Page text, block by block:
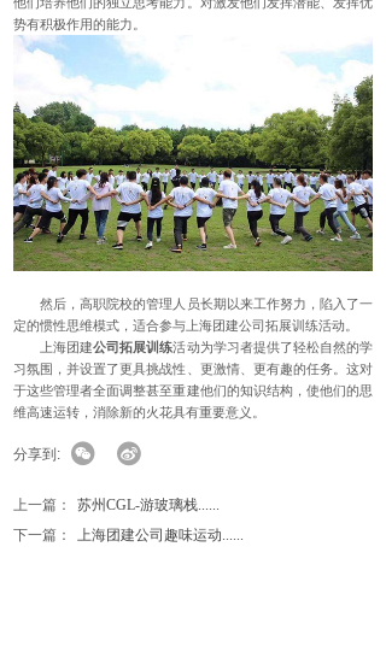
势有积极作用的能力。
然后，高职院校的管理人员长期以来工作努力，陷入了一
定的惯性思维模式，适合参与上海团建公司拓展训练活动。
上海团建公司拓展训练活动为学习者提供了轻松自然的学
习氛围，并设置了更具挑战性、更激情、更有趣的任务。这对
于这些管理者全面调整甚至重建他们的知识结构，使他们的思
维高速运转，消除新的火花具有重要意义。
分享到:
上一篇：
苏州CGL-游玻璃栈......
下一篇：
上海团建公司趣味运动......